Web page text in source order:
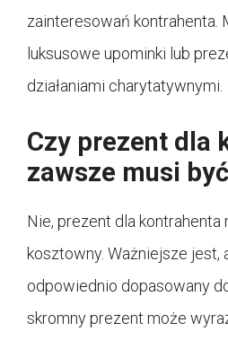
zainteresowań kontrahenta.
luksusowe upominki lub
działaniami charytatywnymi.
Czy prezent dla
zawsze musi
Nie, prezent dla kontrahenta
kosztowny. Ważniejsze jest,
odpowiednio dopasowany
skromny prezent może